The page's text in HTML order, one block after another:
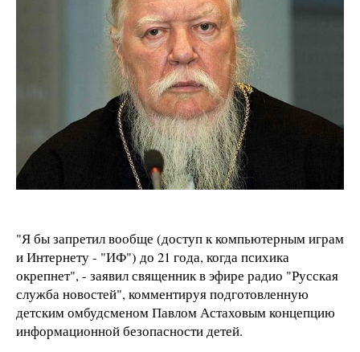
"Я бы запретил вообще (доступ к компьютерным играм
и Интернету - "ИФ") до 21 года, когда психика
окрепнет", - заявил священник в эфире радио "Русская
служба новостей", комментируя подготовленную
детским омбудсменом Павлом Астаховым концепцию
информационной безопасности детей.